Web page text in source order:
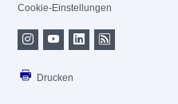
Cookie-Einstellungen
Drucken